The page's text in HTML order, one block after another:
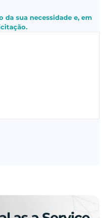
da sua necessidade e, em